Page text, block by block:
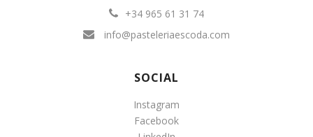
+34 965 61 31 74
info@pasteleriaescoda.com
SOCIAL
Instagram
Facebook